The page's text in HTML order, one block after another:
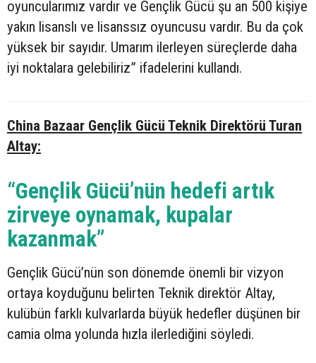
oyuncularımız vardır ve Gençlik Gücü şu an 500 kişiye
yakın lisanslı ve lisanssız oyuncusu vardır. Bu da çok
yüksek bir sayıdır. Umarım ilerleyen süreçlerde daha
iyi noktalara gelebiliriz” ifadelerini kullandı.
China Bazaar Gençlik Gücü Teknik Direktörü Turan
Altay:
“Gençlik Gücü’nün hedefi artık
zirveye oynamak, kupalar
kazanmak”
Gençlik Gücü’nün son dönemde önemli bir vizyon
ortaya koyduğunu belirten Teknik direktör Altay,
kulübün farklı kulvarlarda büyük hedefler düşünen bir
camia olma yolunda hızla ilerlediğini söyledi.